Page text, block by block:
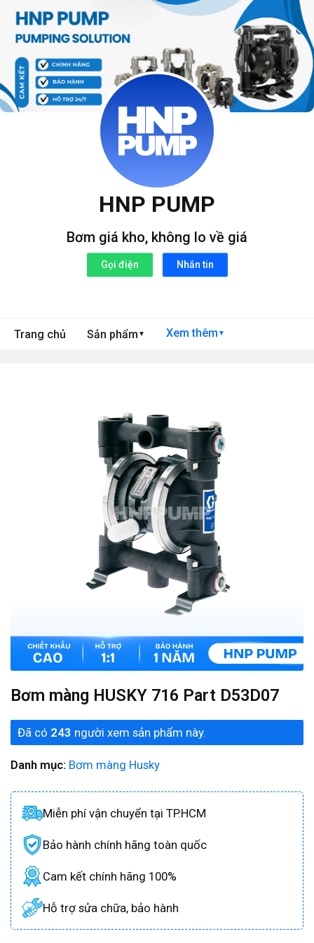
qua
dung
HNP PUMP
Bơm giá kho, không lo về giá
Gọi điện Nhắn tin
Trang chủ Sản phẩm ▼ Xem thêm ▼
Bơm màng HUSKY 716 Part D53D07
Đã có 243 người xem sản phẩm này.
Danh mục: Bơm màng Husky
Miễn phí vận chuyển tại TP.HCM
Bảo hành chính hãng toàn quốc
Cam kết chính hãng 100%
Hỗ trợ sửa chữa, bảo hành